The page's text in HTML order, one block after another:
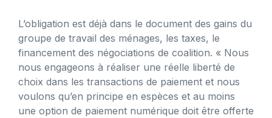
L’obligation est déjà dans le document des gains du
groupe de travail des ménages, les taxes, le
financement des négociations de coalition. « Nous
nous engageons à réaliser une réelle liberté de
choix dans les transactions de paiement et nous
voulons qu’en principe en espèces et au moins
une option de paiement numérique doit être offerte